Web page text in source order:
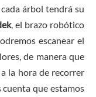
árbol tendrá su
, el brazo robótico
escanear el
de manera que
la hora de recorrer
cuenta que estamos